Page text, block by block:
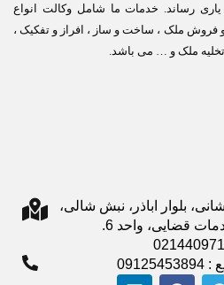
رساند. خدمات ما شامل وکالت انواع
فروش ملک ، ساخت و ساز ، افراز و تفکیک ،
ملک و … می باشد.
بلوار اباذر، نبش شالی،
ساختمان دفتر خدمات قضایی، واحد 6.